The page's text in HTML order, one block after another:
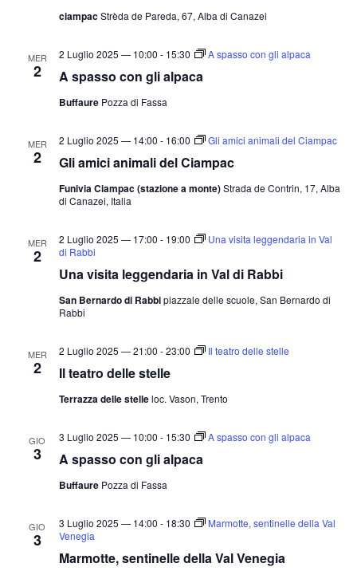
ciampacStrèda de Pareda, 67, Alba di Canazei
MER
2 A spasso con gli alpaca
2 Luglio 2025 — 10:00 - 15:30 A spasso con gli alpaca
Buffaure Pozza di Fassa
MER
2 Gli amici animali del Ciampac
2 Luglio 2025 — 14:00 - 16:00 Gli amici animali del Ciampac
Funivia Ciampac (stazione a monte)Strada de Contrin, 17, Alba
di Canazei, Italia
MER
2
Una visita leggendaria in Val di Rabbi
2 Luglio 2025 — 17:00 - 19:00
Una visita leggendaria in Val
di Rabbi
San Bernardo di Rabbipiazzale delle scuole, San Bernardo di
Rabbi
MER
2 Il teatro delle stelle
2 Luglio 2025 — 21:00 -23:00 Il teatro delle stelle
Terrazza delle stelleloc. Vason, Trento
GIO
3 A spasso con gli alpaca
3 Luglio 2025 — 10:00 - 15:30 A spasso con gli alpaca
Buffaure Pozza di Fassa
GIO
3
Marmotte, sentinelle della Val Venegia
3 Luglio 2025 — 14:00 - 18:30
Marmotte, sentinelle della Val
Venegia